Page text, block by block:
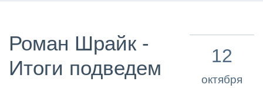
Роман Шрайк -
Итоги подведем
12
октября